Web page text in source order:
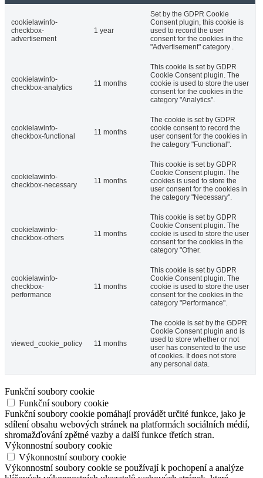
cookielawinfo-
checkbox-
advertisement
1 year
Set by the GDPR Cookie
Consent plugin, this cookie is
used to record the user
consent for the cookies in the
"Advertisement" category .
cookielawinfo-
checkbox-analytics
11 months
This cookie is set by GDPR
Cookie Consent plugin. The
cookie is used to store the user
consent for the cookies in the
category "Analytics".
cookielawinfo-
checkbox-functional
11 months
The cookie is set by GDPR
cookie consent to record the
user consent for the cookies in
the category "Functional".
cookielawinfo-
checkbox-necessary
11 months
This cookie is set by GDPR
Cookie Consent plugin. The
cookies is used to store the
user consent for the cookies in
the category "Necessary".
cookielawinfo-
checkbox-others
11 months
This cookie is set by GDPR
Cookie Consent plugin. The
cookie is used to store the user
consent for the cookies in the
category "Other.
cookielawinfo-
checkbox-
performance
11 months
This cookie is set by GDPR
Cookie Consent plugin. The
cookie is used to store the user
consent for the cookies in the
category "Performance".
viewed_cookie_policy 11 months
The cookie is set by the GDPR
Cookie Consent plugin and is
used to store whether or not
user has consented to the use
of cookies. It does not store
any personal data.
Funkční soubory cookie
Funkční soubory cookie
Funkční soubory cookie pomáhají provádět určité funkce, jako je
sdílení obsahu webových stránek na platformách sociálních médií,
shromažďování zpětné vazby a další funkce třetích stran.
Výkonnostní soubory cookie
Výkonnostní soubory cookie
Výkonnostní soubory cookie se používají k pochopení a analýze